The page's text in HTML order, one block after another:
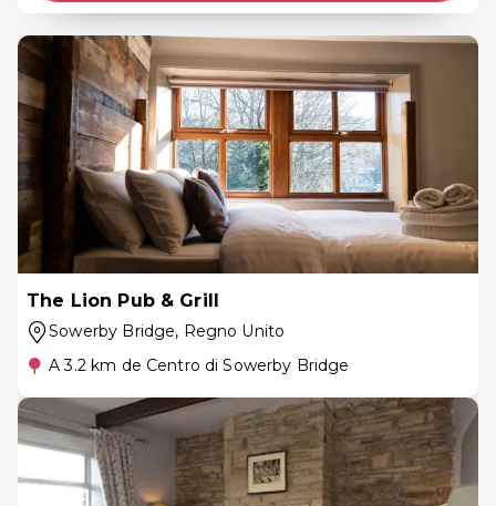
The Lion Pub & Grill
Sowerby Bridge, Regno Unito
A 3.2 km de Centro di Sowerby Bridge